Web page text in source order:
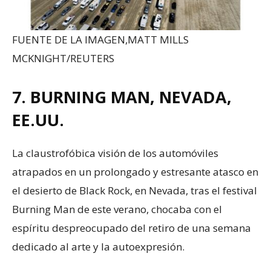
FUENTE DE LA IMAGEN,MATT MILLS
MCKNIGHT/REUTERS
7. BURNING MAN, NEVADA,
EE.UU.
La claustrofóbica visión de los automóviles
atrapados en un prolongado y estresante atasco en
el desierto de Black Rock, en Nevada, tras el festival
Burning Man de este verano, chocaba con el
espíritu despreocupado del retiro de una semana
dedicado al arte y la autoexpresión.